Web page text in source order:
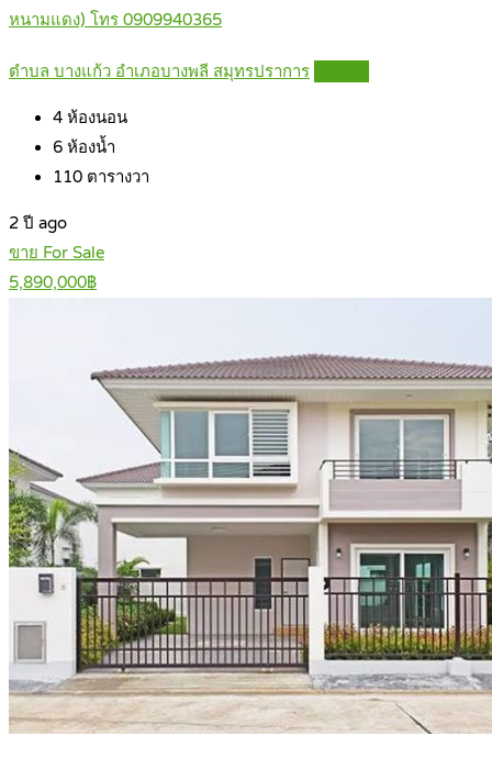
หนามแดง) โทร 0909940365
ตำบล บางแก้ว อำเภอบางพลี สมุทรปราการ
4 ห้องนอน
6 ห้องน้ำ
110 ตารางวา
2 ปี ago
ขาย For Sale
5,890,000฿